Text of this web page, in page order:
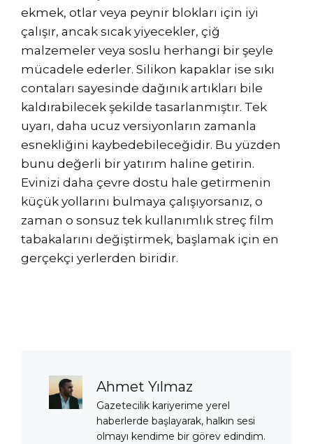
ekmek, otlar veya peynir blokları için iyi
çalışır, ancak sıcak yiyecekler, çiğ
malzemeler veya soslu herhangi bir şeyle
mücadele ederler. Silikon kapaklar ise sıkı
contaları sayesinde dağınık artıkları bile
kaldırabilecek şekilde tasarlanmıştır. Tek
uyarı, daha ucuz versiyonların zamanla
esnekliğini kaybedebileceğidir. Bu yüzden
bunu değerli bir yatırım haline getirin.
Evinizi daha çevre dostu hale getirmenin
küçük yollarını bulmaya çalışıyorsanız, o
zaman o sonsuz tek kullanımlık streç film
tabakalarını değiştirmek, başlamak için en
gerçekçi yerlerden biridir.
Ahmet Yılmaz
Gazetecilik kariyerime yerel
haberlerde başlayarak, halkın sesi
olmayı kendime bir görev edindim.